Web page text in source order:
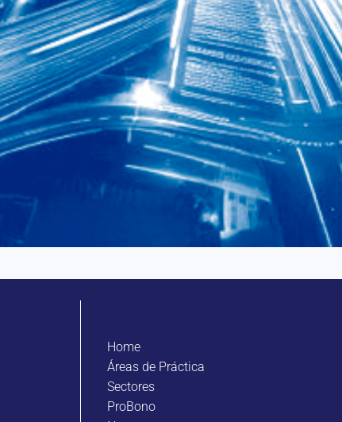
Home
Áreas de Práctica
Sectores
ProBono